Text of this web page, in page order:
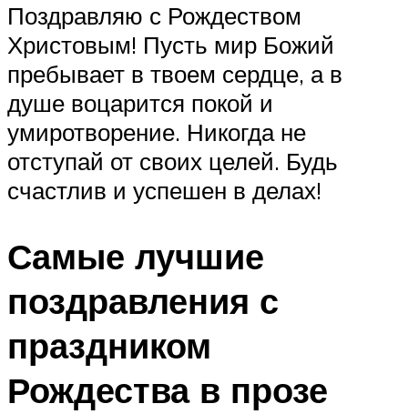
Поздравляю с Рождеством
Христовым! Пусть мир Божий
пребывает в твоем сердце, а в
душе воцарится покой и
умиротворение. Никогда не
отступай от своих целей. Будь
счастлив и успешен в делах!
Самые лучшие
поздравления с
праздником
Рождества в прозе